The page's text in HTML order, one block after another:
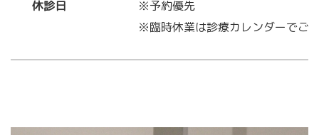
休診日
※予約優先
※臨時休業は診療カレンダーでご